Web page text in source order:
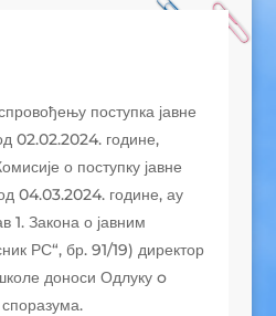
поступка јавне
02.02.2024. године,
о поступку јавне
04.03.2024. године, ау
1. Закона о јавним
РС“, бр. 91/19) директор
доноси Одлуку o